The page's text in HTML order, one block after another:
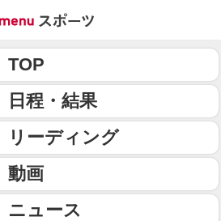
TOP
日程・結果
リーディング
動画
ニュース